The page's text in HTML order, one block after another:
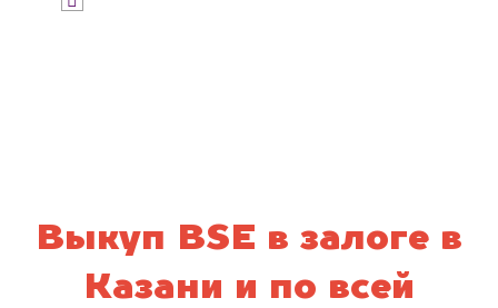
Выкуп BSE в залоге в
Казани и по всей